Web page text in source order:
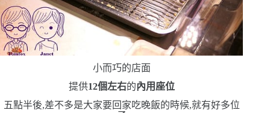
小而巧的店面
提供12個左右的內用座位
五點半後,差不多是大家要回家吃晚飯的時候,就有好多位